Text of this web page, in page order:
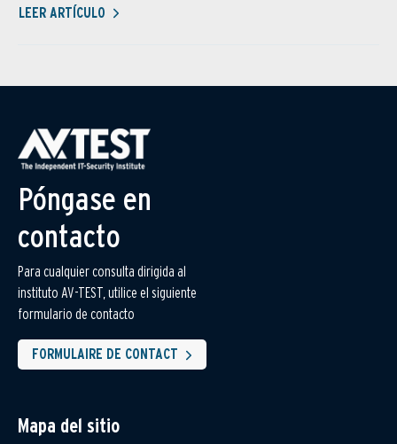
LEER ARTÍCULO
Póngase en
contacto
Para cualquier consulta dirigida al
instituto AV-TEST, utilice el siguiente
formulario de contacto
FORMULAIRE DE CONTACT
Mapa del sitio